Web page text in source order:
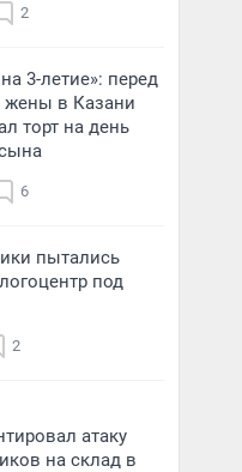
2
3-летие»: перед
жены в Казани
торт на день
6
пытались
под
2
атаку
на склад в